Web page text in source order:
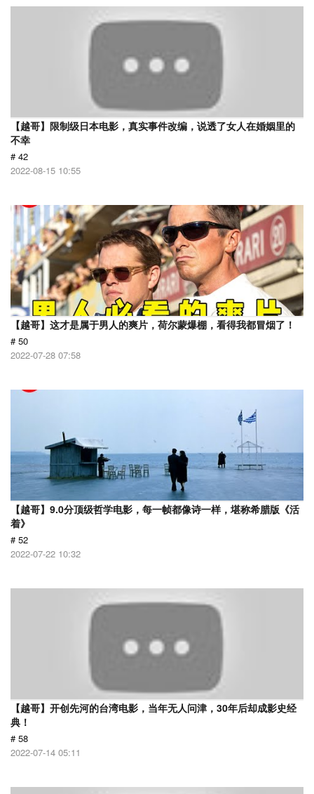
【越哥】限制级日本电影，真实事件改编，说透了女人在婚姻里的
不幸
# 42
2022-08-15 10:55
【越哥】这才是属于男人的爽片，荷尔蒙爆棚，看得我都冒烟了！
# 50
2022-07-28 07:58
【越哥】9.0分顶级哲学电影，每一帧都像诗一样，堪称希腊版《活
着》
# 52
2022-07-22 10:32
【越哥】开创先河的台湾电影，当年无人问津，30年后却成影史经
典！
# 58
2022-07-14 05:11